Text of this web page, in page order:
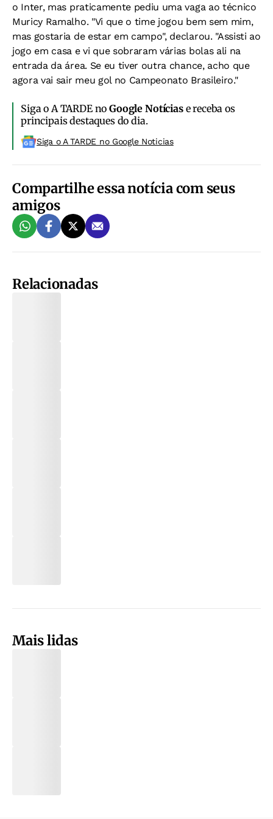
o Inter, mas praticamente pediu uma vaga ao técnico
Muricy Ramalho. "Vi que o time jogou bem sem mim,
mas gostaria de estar em campo", declarou. "Assisti ao
jogo em casa e vi que sobraram várias bolas ali na
entrada da área. Se eu tiver outra chance, acho que
agora vai sair meu gol no Campeonato Brasileiro."
Siga o A TARDE noGoogle Notíciase receba os
principais destaques do dia.
Siga o A TARDE no Google Noticias
Compartilhe essa notícia com seus
amigos
Relacionadas
Mais lidas